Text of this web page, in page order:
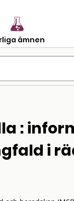
ämnen
:
i